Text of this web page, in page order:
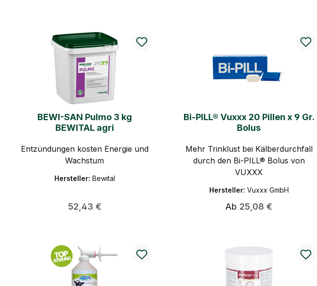
BEWI-SAN Pulmo 3 kg
BEWITAL agri
Entzündungen kosten Energie und
Wachstum
Hersteller: Bewital
Regulärer Preis:
52,43 €
Bi-PILL® Vuxxx 20 Pillen x 9 Gr.
Bolus
Mehr Trinklust bei Kälberdurchfall
durch den Bi-PILL® Bolus von
VUXXX
Hersteller: Vuxxx GmbH
Regulärer Preis:
Ab 25,08 €